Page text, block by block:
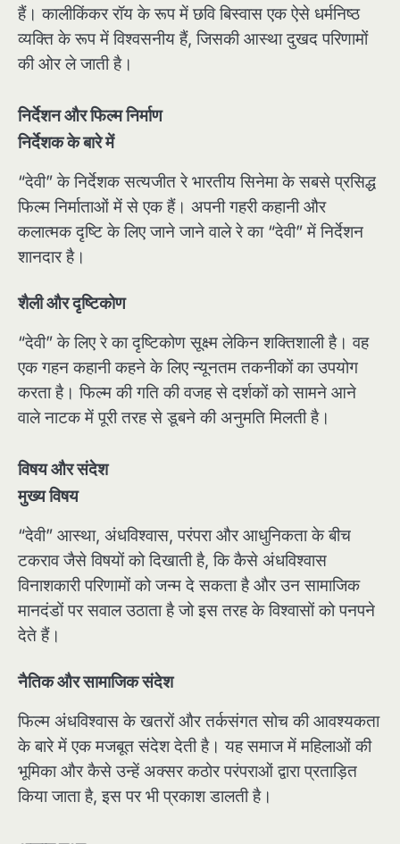
हैं। कालीकिंकर रॉय के रूप में छवि बिस्वास एक ऐसे धर्मनिष्ठ
व्यक्ति के रूप में विश्वसनीय हैं, जिसकी आस्था दुखद परिणामों
की ओर ले जाती है।
निर्देशन और फिल्म निर्माण
निर्देशक के बारे में
“देवी” के निर्देशक सत्यजीत रे भारतीय सिनेमा के सबसे प्रसिद्ध
फिल्म निर्माताओं में से एक हैं। अपनी गहरी कहानी और
कलात्मक दृष्टि के लिए जाने जाने वाले रे का “देवी” में निर्देशन
शानदार है।
शैली और दृष्टिकोण
“देवी” के लिए रे का दृष्टिकोण सूक्ष्म लेकिन शक्तिशाली है। वह
एक गहन कहानी कहने के लिए न्यूनतम तकनीकों का उपयोग
करता है। फिल्म की गति की वजह से दर्शकों को सामने आने
वाले नाटक में पूरी तरह से डूबने की अनुमति मिलती है।
विषय और संदेश
मुख्य विषय
“देवी” आस्था, अंधविश्वास, परंपरा और आधुनिकता के बीच
टकराव जैसे विषयों को दिखाती है, कि कैसे अंधविश्वास
विनाशकारी परिणामों को जन्म दे सकता है और उन सामाजिक
मानदंडों पर सवाल उठाता है जो इस तरह के विश्वासों को पनपने
देते हैं।
नैतिक और सामाजिक संदेश
फिल्म अंधविश्वास के खतरों और तर्कसंगत सोच की आवश्यकता
के बारे में एक मजबूत संदेश देती है। यह समाज में महिलाओं की
भूमिका और कैसे उन्हें अक्सर कठोर परंपराओं द्वारा प्रताड़ित
किया जाता है, इस पर भी प्रकाश डालती है।